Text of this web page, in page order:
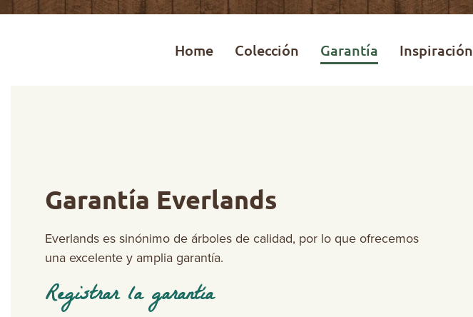
Home Colección Garantía Inspiración
Garantía Everlands
Everlands es sinónimo de árboles de calidad, por lo que ofrecemos
una excelente y amplia garantía.
Registrar la garantía